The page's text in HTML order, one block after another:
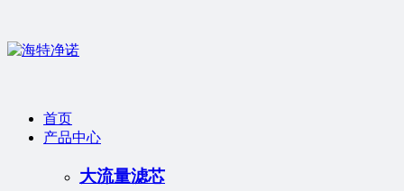
首页
产品中心
大流量滤芯